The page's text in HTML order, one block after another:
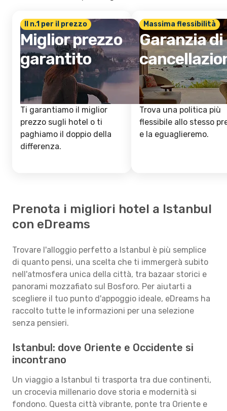
Il n.1 per il prezzo
Miglior prezzo
garantito
Ti garantiamo il miglior
prezzo sugli hotel o ti
paghiamo il doppio della
differenza.
Massima flessibilità
Garanzia di
Trova una politica più
flessibile allo stesso
e la eguaglieremo.
Prenota i migliori hotel a Istanbul
con eDreams
Trovare l'alloggio perfetto a Istanbul è più semplice
di quanto pensi, una scelta che ti immergerà subito
nell'atmosfera unica della città, tra bazaar storici e
panorami mozzafiato sul Bosforo. Per aiutarti a
scegliere il tuo punto d'appoggio ideale, eDreams ha
raccolto tutte le informazioni per una selezione
senza pensieri.
Istanbul: dove Oriente e Occidente si
incontrano
Un viaggio a Istanbul ti trasporta tra due continenti,
un crocevia millenario dove storia e modernità si
fondono. Questa città vibrante, ponte tra Oriente e